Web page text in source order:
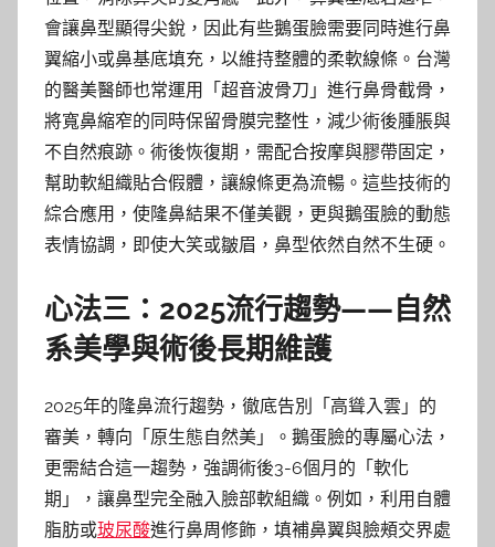
會讓鼻型顯得尖銳，因此有些鵝蛋臉需要同時進行鼻
翼縮小或鼻基底填充，以維持整體的柔軟線條。台灣
的醫美醫師也常運用「超音波骨刀」進行鼻骨截骨，
將寬鼻縮窄的同時保留骨膜完整性，減少術後腫脹與
不自然痕跡。術後恢復期，需配合按摩與膠帶固定，
幫助軟組織貼合假體，讓線條更為流暢。這些技術的
綜合應用，使隆鼻結果不僅美觀，更與鵝蛋臉的動態
表情協調，即使大笑或皺眉，鼻型依然自然不生硬。
心法三：2025流行趨勢——自然
系美學與術後長期維護
2025年的隆鼻流行趨勢，徹底告別「高聳入雲」的
審美，轉向「原生態自然美」。鵝蛋臉的專屬心法，
更需結合這一趨勢，強調術後3-6個月的「軟化
期」，讓鼻型完全融入臉部軟組織。例如，利用自體
脂肪或玻尿酸進行鼻周修飾，填補鼻翼與臉頰交界處